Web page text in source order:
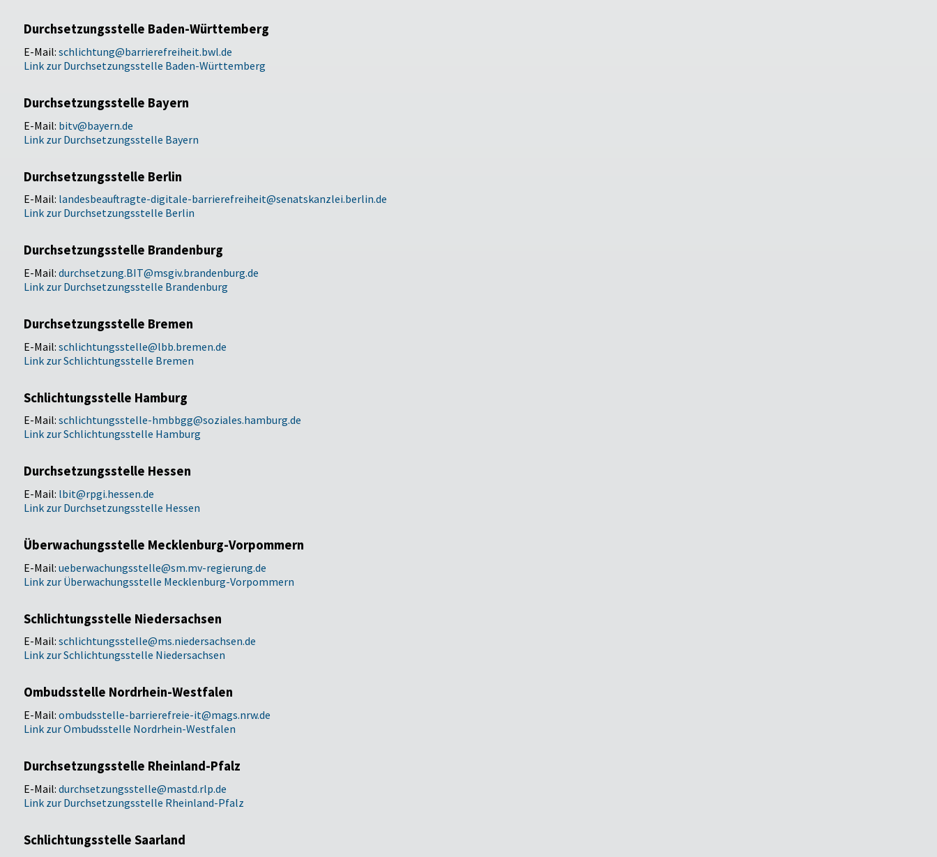
Durchsetzungsstelle Baden-Württemberg
E-Mail: schlichtung@barrierefreiheit.bwl.de
Link zur Durchsetzungsstelle Baden-Württemberg
Durchsetzungsstelle Bayern
E-Mail: bitv@bayern.de
Link zur Durchsetzungsstelle Bayern
Durchsetzungsstelle Berlin
E-Mail: landesbeauftragte-digitale-barrierefreiheit@senatskanzlei.berlin.de
Link zur Durchsetzungsstelle Berlin
Durchsetzungsstelle Brandenburg
E-Mail: durchsetzung.BIT@msgiv.brandenburg.de
Link zur Durchsetzungsstelle Brandenburg
Durchsetzungsstelle Bremen
E-Mail: schlichtungsstelle@lbb.bremen.de
Link zur Schlichtungsstelle Bremen
Schlichtungsstelle Hamburg
E-Mail: schlichtungsstelle-hmbbgg@soziales.hamburg.de
Link zur Schlichtungsstelle Hamburg
Durchsetzungsstelle Hessen
E-Mail: lbit@rpgi.hessen.de
Link zur Durchsetzungsstelle Hessen
Überwachungsstelle Mecklenburg-Vorpommern
E-Mail: ueberwachungsstelle@sm.mv-regierung.de
Link zur Überwachungsstelle Mecklenburg-Vorpommern
Schlichtungsstelle Niedersachsen
E-Mail: schlichtungsstelle@ms.niedersachsen.de
Link zur Schlichtungsstelle Niedersachsen
Ombudsstelle Nordrhein-Westfalen
E-Mail: ombudsstelle-barrierefreie-it@mags.nrw.de
Link zur Ombudsstelle Nordrhein-Westfalen
Durchsetzungsstelle Rheinland-Pfalz
E-Mail: durchsetzungsstelle@mastd.rlp.de
Link zur Durchsetzungsstelle Rheinland-Pfalz
Schlichtungsstelle Saarland